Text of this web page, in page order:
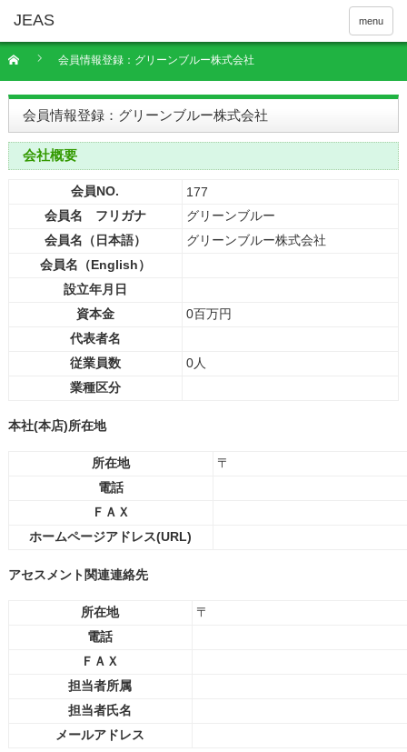
menu
会員情報登録：グリーンブルー株式会社
会員情報登録：グリーンブルー株式会社
会社概要
会員NO.
177
会員名 フリガナ
グリーンブルー
会員名（日本語）
グリーンブルー株式会社
会員名（English）
設立年月日
資本金
0百万円
代表者名
従業員数
0人
業種区分
本社(本店)所在地
所在地
〒
電話
ＦＡＸ
ホームページアドレス(URL)
アセスメント関連連絡先
所在地
〒
電話
ＦＡＸ
担当者所属
担当者氏名
メールアドレス